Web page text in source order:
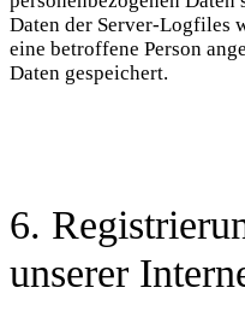
Daten der Server-Logfiles
eine betroffene Person
Daten gespeichert.
6.
unserer